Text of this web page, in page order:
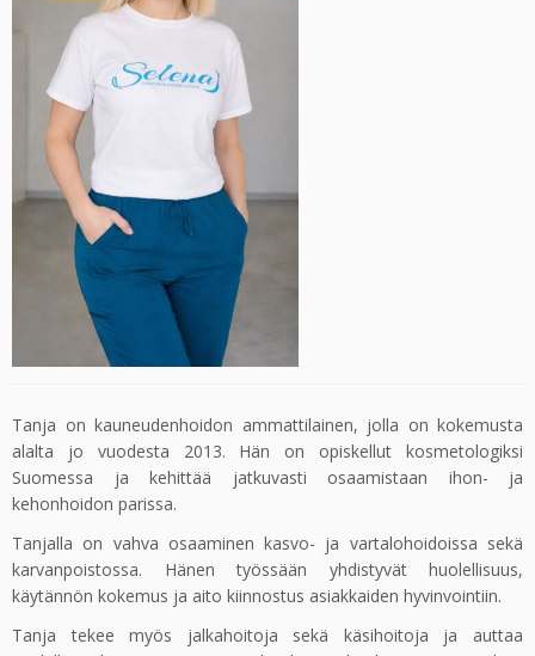
Tanja on kauneudenhoidon ammattilainen, jolla on kokemusta
alalta jo vuodesta 2013. Hän on opiskellut kosmetologiksi
Suomessa ja kehittää jatkuvasti osaamistaan ihon- ja
kehonhoidon parissa.
Tanjalla on vahva osaaminen kasvo- ja vartalohoidoissa sekä
karvanpoistossa. Hänen työssään yhdistyvät huolellisuus,
käytännön kokemus ja aito kiinnostus asiakkaiden hyvinvointiin.
Tanja tekee myös jalkahoitoja sekä käsihoitoja ja auttaa